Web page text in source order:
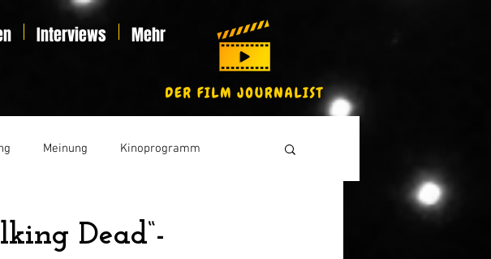
Interviews Mehr
Meinung Kinoprogramm
Dead“-